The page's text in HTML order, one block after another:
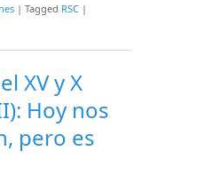
| Tagged RSC |
XV y X
Hoy nos
pero es